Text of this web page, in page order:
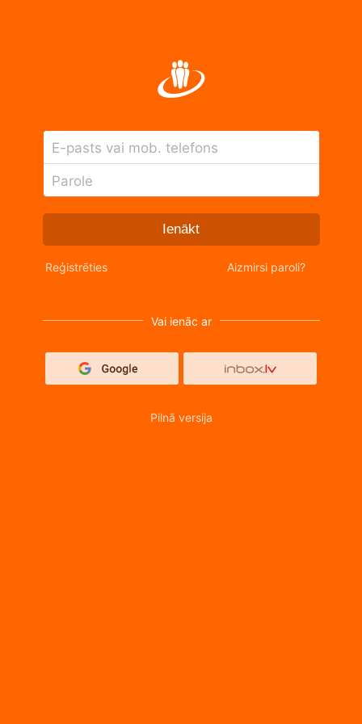
E-pasts vai mob. telefons
Parole
Ienākt
Reģistrēties Aizmirsi paroli?
Vai ienāc ar
Pilnā versija